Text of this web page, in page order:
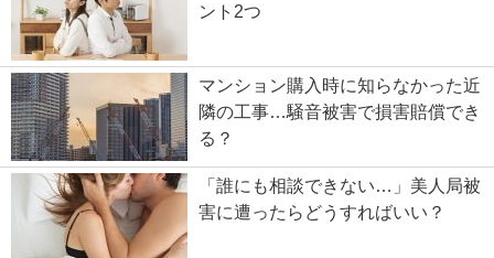
ント2つ
マンション購入時に知らなかった近
隣の工事…騒音被害で損害賠償でき
る？
「誰にも相談できない…」美人局被
害に遭ったらどうすればいい？